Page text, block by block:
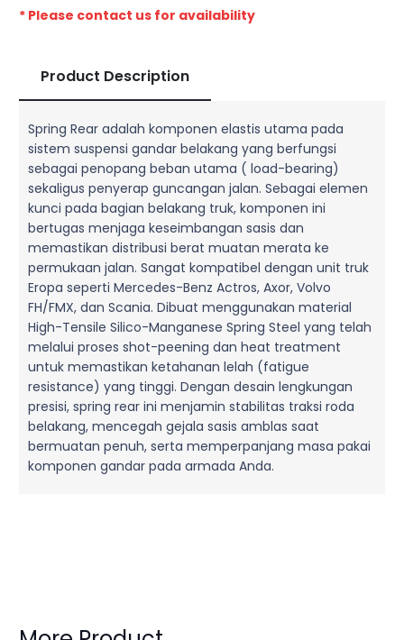
* Please contact us for availability
Product Description
Spring Rear adalah komponen elastis utama pada
sistem suspensi gandar belakang yang berfungsi
sebagai penopang beban utama ( load-bearing)
sekaligus penyerap guncangan jalan. Sebagai elemen
kunci pada bagian belakang truk, komponen ini
bertugas menjaga keseimbangan sasis dan
memastikan distribusi berat muatan merata ke
permukaan jalan. Sangat kompatibel dengan unit truk
Eropa seperti Mercedes-Benz Actros, Axor, Volvo
FH/FMX, dan Scania. Dibuat menggunakan material
High-Tensile Silico-Manganese Spring Steel yang telah
melalui proses shot-peening dan heat treatment
untuk memastikan ketahanan lelah (fatigue
resistance) yang tinggi. Dengan desain lengkungan
presisi, spring rear ini menjamin stabilitas traksi roda
belakang, mencegah gejala sasis amblas saat
bermuatan penuh, serta memperpanjang masa pakai
komponen gandar pada armada Anda.